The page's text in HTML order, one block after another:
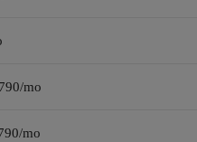
mo
mo